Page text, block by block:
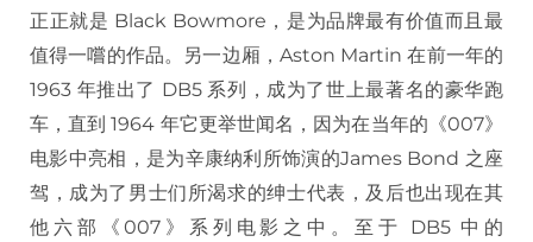
正正就是 Black Bowmore，是为品牌最有价值而且最
值得一嚐的作品。另一边厢，Aston Martin 在前一年的
1963 年推出了 DB5 系列，成为了世上最著名的豪华跑
车，直到 1964 年它更举世闻名，因为在当年的《007》
电影中亮相，是为辛康纳利所饰演的James Bond 之座
驾，成为了男士们所渴求的绅士代表，及后也出现在其
他六部《007》系列电影之中。至于 DB5 中的